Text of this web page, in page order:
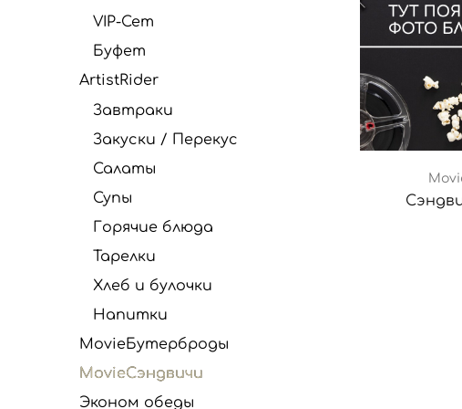
VIP-Сет
Буфет
ArtistRider
Завтраки
Закуски / Перекус
Салаты
Супы
Горячие блюда
Тарелки
Хлеб и булочки
Напитки
MovieБутерброды
MovieСэндвичи
Эконом обеды